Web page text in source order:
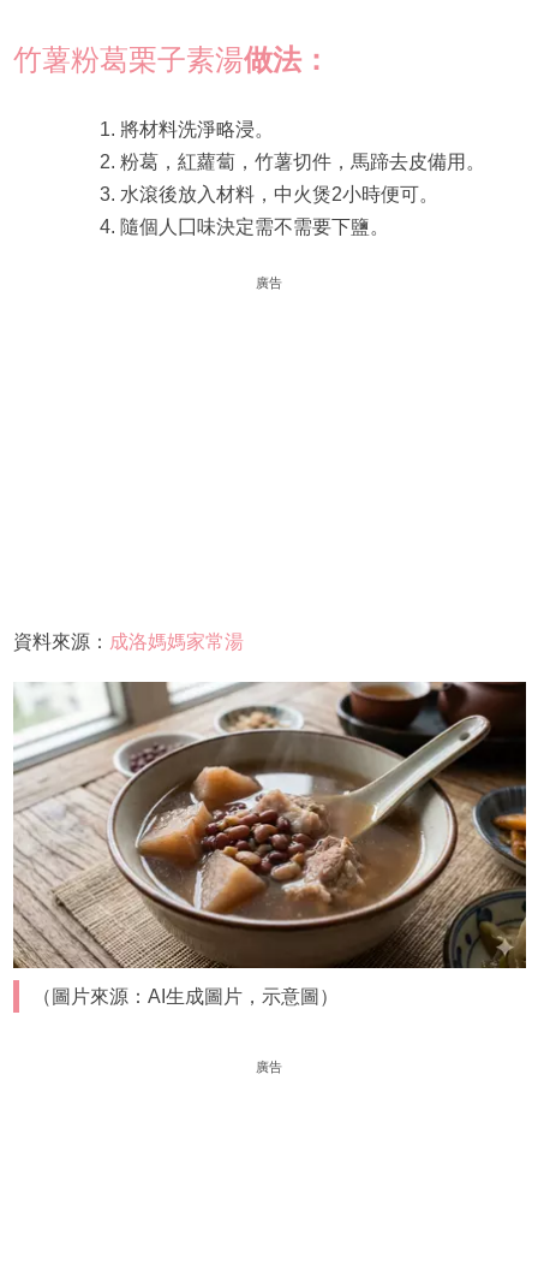
竹薯粉葛栗子素湯做法：
將材料洗淨略浸。
粉葛，紅蘿蔔，竹薯切件，馬蹄去皮備用。
水滾後放入材料，中火煲2小時便可。
隨個人囗味決定需不需要下鹽。
廣告
資料來源： 成洛媽媽家常湯
（圖片來源：AI生成圖片，示意圖）
廣告